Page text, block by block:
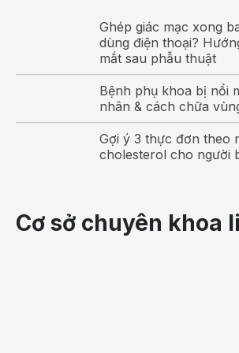
có thể xuất hiện ở cả trẻ em và
tuổi nhiễm bệnh phổ biến nhất
2 – 10 tuổi. Đặc trưng cơ bản nhất
giả mạc là trên bề mặt của amidan
giả mạc màu trắng xám bao phủ
dày, dai và dính vì vậy mà rất khó bị
Viêm amidan gây sốt có
Viêm amidan khó nuốt,
Ghép giác mạc xong
dùng điện thoại?
mắt sau phẫu thuật
Bệnh phụ khoa bị nổi
nhân & cách chữa
Gợi ý 3 thực đơn theo
cholesterol cho người
Cơ sở chuyên khoa